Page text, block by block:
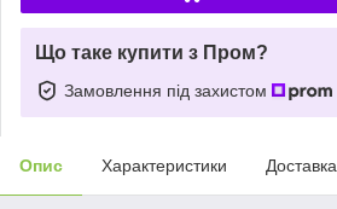
Що таке купити з Пром?
Замовлення під захистом
Опис Характеристики Доставка